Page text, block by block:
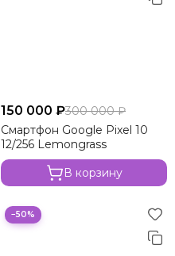
150 000 ₽300 000 ₽
Смартфон Google Pixel 10
12/256 Lemongrass
В корзину
−50%